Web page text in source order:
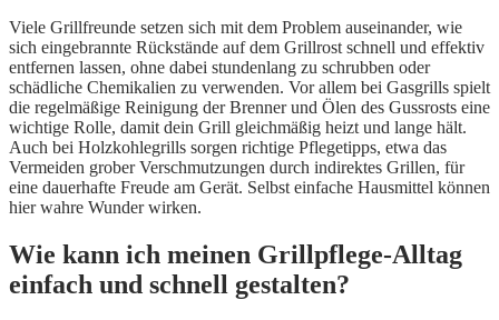
Viele Grillfreunde setzen sich mit dem Problem auseinander, wie
sich eingebrannte Rückstände auf dem Grillrost schnell und effektiv
entfernen lassen, ohne dabei stundenlang zu schrubben oder
schädliche Chemikalien zu verwenden. Vor allem bei Gasgrills spielt
die regelmäßige Reinigung der Brenner und Ölen des Gussrosts eine
wichtige Rolle, damit dein Grill gleichmäßig heizt und lange hält.
Auch bei Holzkohlegrills sorgen richtige Pflegetipps, etwa das
Vermeiden grober Verschmutzungen durch indirektes Grillen, für
eine dauerhafte Freude am Gerät. Selbst einfache Hausmittel können
hier wahre Wunder wirken.
Wie kann ich meinen Grillpflege-Alltag
einfach und schnell gestalten?